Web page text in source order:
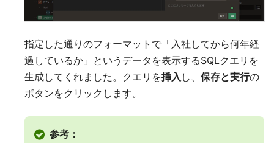
指定した通りのフォーマットで「入社してから何年経
過しているか」というデータを表示するSQLクエリを
生成してくれました。クエリを挿入 し、 保存と実行の
ボタンをクリックします。
参考：